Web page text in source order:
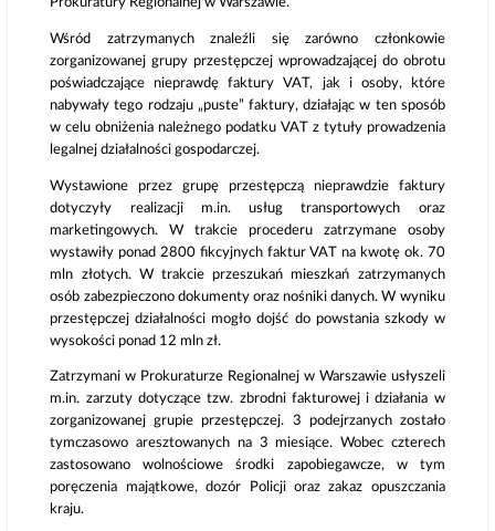
Wśród zatrzymanych znaleźli się zarówno członkowie
zorganizowanej grupy przestępczej wprowadzającej do obrotu
poświadczające nieprawdę faktury VAT, jak i osoby, które
nabywały tego rodzaju „puste” faktury, działając w ten sposób
w celu obniżenia należnego podatku VAT z tytuły prowadzenia
legalnej działalności gospodarczej.
Wystawione przez grupę przestępczą nieprawdzie faktury
dotyczyły realizacji m.in. usług transportowych oraz
marketingowych. W trakcie procederu zatrzymane osoby
wystawiły ponad 2800 fikcyjnych faktur VAT na kwotę ok. 70
mln złotych. W trakcie przeszukań mieszkań zatrzymanych
osób zabezpieczono dokumenty oraz nośniki danych. W wyniku
przestępczej działalności mogło dojść do powstania szkody w
wysokości ponad 12 mln zł.
Zatrzymani w Prokuraturze Regionalnej w Warszawie usłyszeli
m.in. zarzuty dotyczące tzw. zbrodni fakturowej i działania w
zorganizowanej grupie przestępczej. 3 podejrzanych zostało
tymczasowo aresztowanych na 3 miesiące. Wobec czterech
zastosowano wolnościowe środki zapobiegawcze, w tym
poręczenia majątkowe, dozór Policji oraz zakaz opuszczania
kraju.